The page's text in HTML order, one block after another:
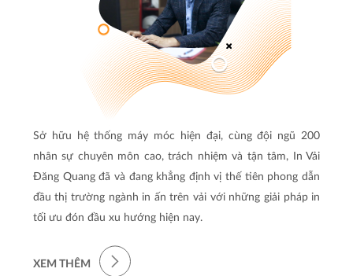
Sở hữu hệ thống máy móc hiện đại, cùng đội ngũ 200
nhân sự chuyên môn cao, trách nhiệm và tận tâm, In Vải
Đăng Quang đã và đang khẳng định vị thế tiên phong dẫn
đầu thị trường ngành in ấn trên vải với những giải pháp in
tối ưu đón đầu xu hướng hiện nay.
XEM THÊM